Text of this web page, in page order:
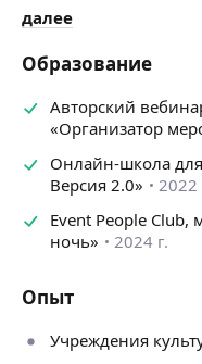
Мой формат ведения
ненавязчивости,
положительных
и чувства стиля.
В чем мой секрет
праздника?
Навык успешного
Умение находить
Способность
Тактичность и
далее
Образование
Авторский
«Организатор
Онлайн-школа
Версия 2.0»
2022
Event People Club,
ночь»
2024 г.
Опыт
Учреждения